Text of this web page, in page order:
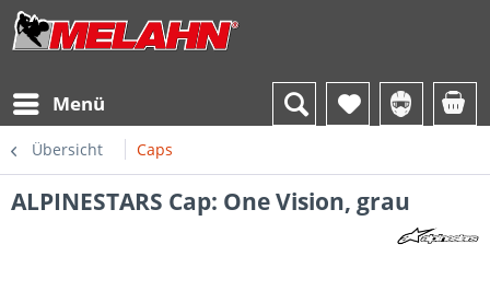
Menü
Übersicht Caps
ALPINESTARS Cap: One Vision, grau